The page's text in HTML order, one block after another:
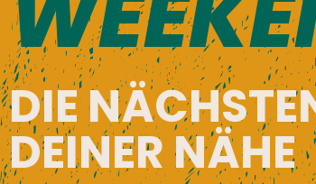
DIE
DEINER NÄHE